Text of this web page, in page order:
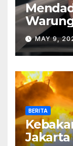
MAY 9,
BERITA
Jakarta